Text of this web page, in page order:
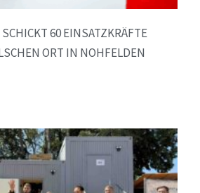
60 EINSATZKRÄFTE
ORT IN NOHFELDEN